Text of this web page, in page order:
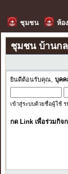
ชุมชน ห้อ
ชุมชน บ้านก
ยินดีต้อนรับคุณ, บุคค
เข้าสู่ระบบด้วยชื่อผู้ใช้
กด Link เพื่อร่วมกิจ